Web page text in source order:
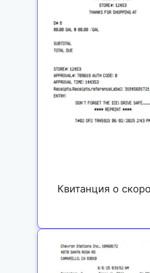
Квитанция о